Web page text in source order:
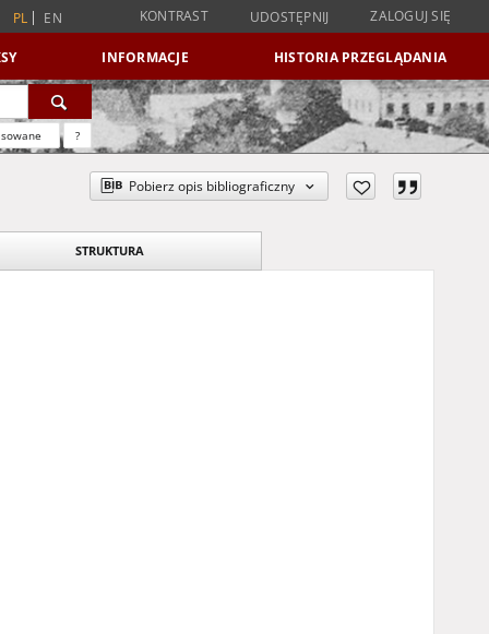
PL EN KONTRAST UDOSTĘPNIJ ZALOGUJ SIĘ
INFORMACJE HISTORIA PRZEGLĄDANIA
?
Pobierz opis bibliograficzny
STRUKTURA